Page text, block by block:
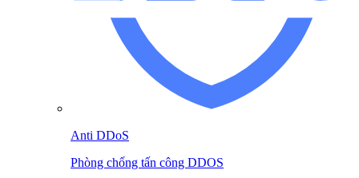
Anti DDoS
Phòng chống tấn công DDOS